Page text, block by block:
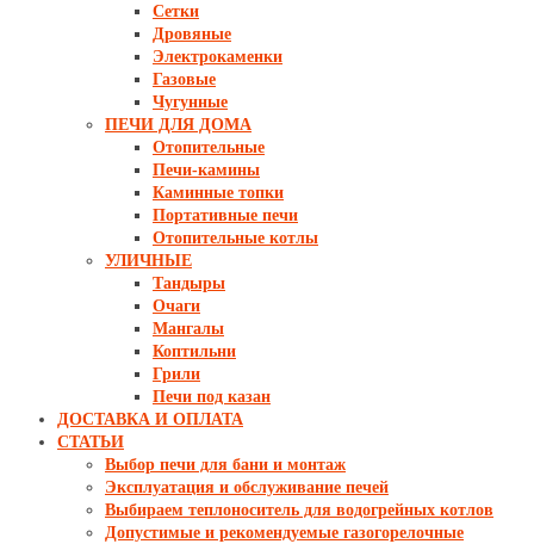
Сетки
Дровяные
Электрокаменки
Газовые
Чугунные
ПЕЧИ ДЛЯ ДОМА
Отопительные
Печи-камины
Каминные топки
Портативные печи
Отопительные котлы
УЛИЧНЫЕ
Тандыры
Очаги
Мангалы
Коптильни
Грили
Печи под казан
ДОСТАВКА И ОПЛАТА
СТАТЬИ
Выбор печи для бани и монтаж
Эксплуатация и обслуживание печей
Выбираем теплоноситель для водогрейных котлов
Допустимые и рекомендуемые газогорелочные